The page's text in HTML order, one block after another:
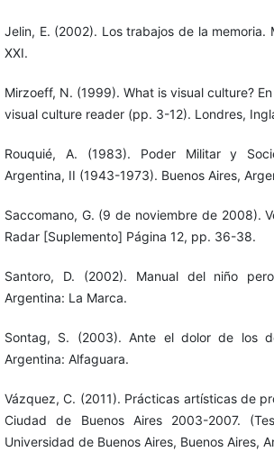
Jelin, E. (2002). Los trabajos de la memoria.
XXI.
Mirzoeff, N. (1999). What is visual culture?
visual culture reader (pp. 3-12). Londres,
Rouquié, A. (1983). Poder Militar y
Argentina, II (1943-1973). Buenos Aires,
Saccomano, G. (9 de noviembre de 2008).
Radar [Suplemento] Página 12, pp. 36-38.
Santoro, D. (2002). Manual del niño
Argentina: La Marca.
Sontag, S. (2003). Ante el dolor de los
Argentina: Alfaguara.
Vázquez, C. (2011). Prácticas artísticas de
Ciudad de Buenos Aires 2003-2007.
Universidad de Buenos Aires, Buenos Aires,